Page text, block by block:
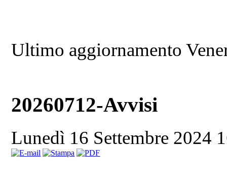
Ultimo aggiornamento
20260712-Avvisi
Lunedì 16 Settembre 2024